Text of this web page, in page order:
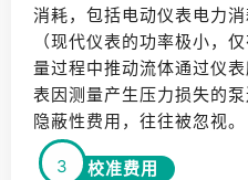
消耗，包括电动仪表电力
（现代仪表的功率极小，
量过程中推动流体通过仪
表因测量产生压力损失的
隐蔽性费用，往往被忽视。
3
校准费用